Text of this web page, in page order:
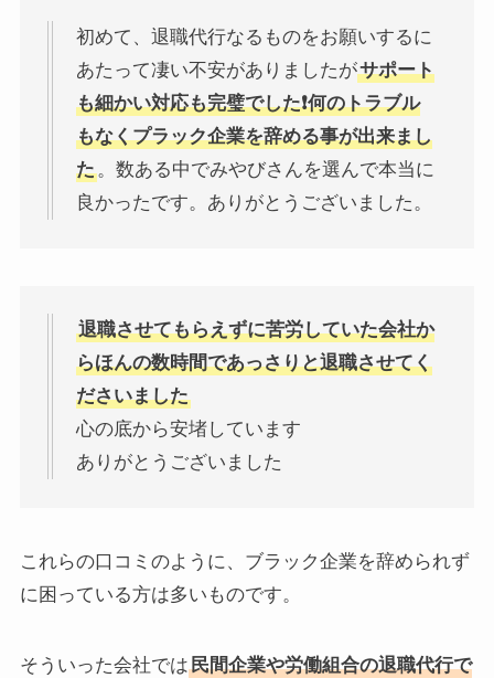
初めて、退職代行なるものをお願いするに
あたって凄い不安がありましたがサポート
も細かい対応も完璧でした❗何のトラブル
もなくプラック企業を辞める事が出来まし
た。数ある中でみやびさんを選んで本当に
良かったです。ありがとうございました。
退職させてもらえずに苦労していた会社か
らほんの数時間であっさりと退職させてく
ださいました
心の底から安堵しています
ありがとうございました
これらの口コミのように、ブラック企業を辞められず
に困っている方は多いものです。
そういった会社では民間企業や労働組合の退職代行で